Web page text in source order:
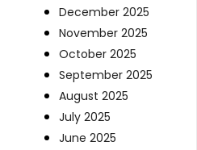
December 2025
November 2025
October 2025
September 2025
August 2025
July 2025
June 2025